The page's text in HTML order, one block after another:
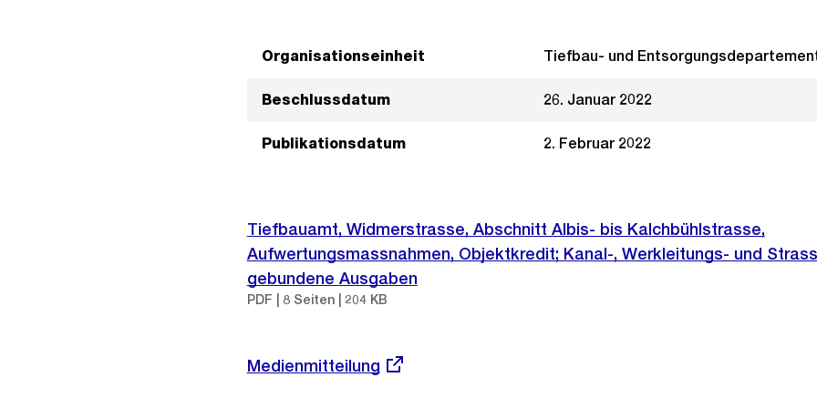
Organisationseinheit Tiefbau- und
Beschlussdatum 26. Januar 2022
Publikationsdatum 2. Februar 2022
Tiefbauamt, Widmerstrasse, Abschnitt Albis- bis Kalchbühlstrasse,
Aufwertungsmassnahmen, Objektkredit; Kanal-, Werkleitungs- und
gebundene Ausgaben
PDF | 8 Seiten | 204 KB
Externer
Medienmitteilung